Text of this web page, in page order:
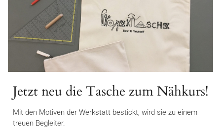
Jetzt neu die Tasche zum Nähkurs!
Mit den Motiven der Werkstatt bestickt, wird sie zu einem
treuen Begleiter.